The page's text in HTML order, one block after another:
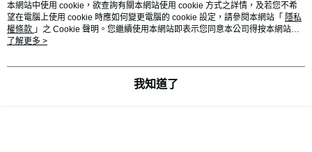
本網站中使用 cookie，欲查詢有關本網站使用 cookie 方式之詳情，及若您不希
望在電腦上使用 cookie 時應如何變更電腦的 cookie 設定，請參閱本網站「 隱私
權條款 」之 Cookie 聲明。您繼續使用本網站即表示您同意本公司得按本網站使
用條款之 Cookie 聲明使用 cookie。
了解更多 >
我知道了